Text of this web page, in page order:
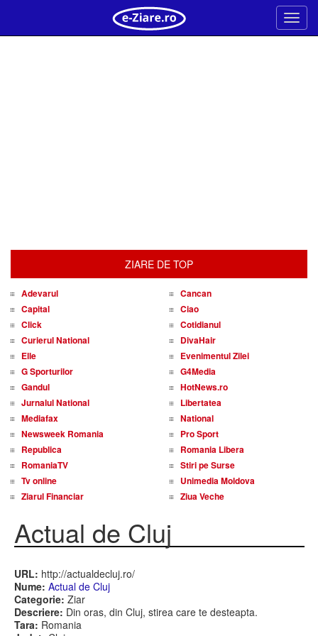
Meniu
ZIARE DE TOP
Adevarul
Cancan
Capital
Ciao
Click
Cotidianul
Curierul National
DivaHair
Elle
Evenimentul Zilei
G Sporturilor
G4Media
Gandul
HotNews.ro
Jurnalul National
Libertatea
Mediafax
National
Newsweek Romania
Pro Sport
Republica
Romania Libera
RomaniaTV
Stiri pe Surse
Tv online
Unimedia Moldova
Ziarul Financiar
Ziua Veche
Actual de Cluj
URL: http://actualdecluj.ro/
Nume: Actual de Cluj
Categorie: Ziar
Descriere: Din oras, din Cluj, stirea care te desteapta.
Tara: Romania